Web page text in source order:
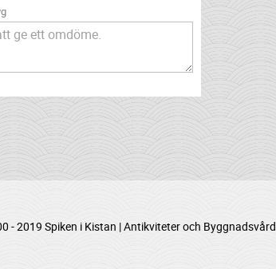
- 2019 Spiken i Kistan | Antikviteter och Byggnadsvård